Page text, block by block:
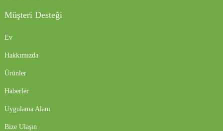
Müşteri Desteği
Ev
Hakkımızda
Ürünler
Haberler
Uygulama Alanı
Bize Ulaşın